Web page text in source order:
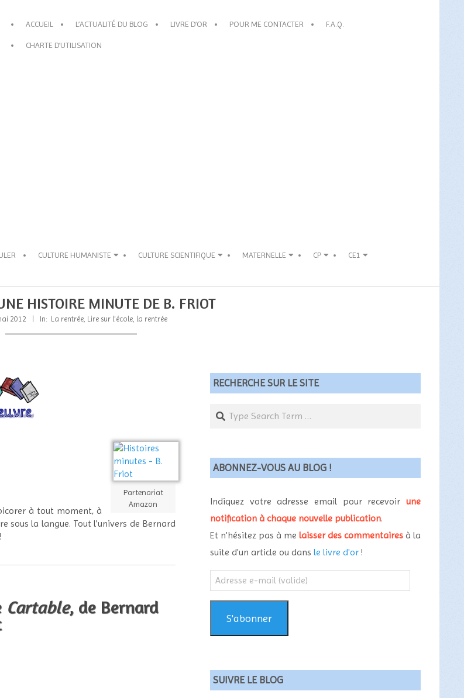
Primary
Menu
ACCUEIL L’ACTUALITÉ DU BLOG LIVRE D’OR POUR ME CONTACTER F.A.Q.
CHARTE D’UTILISATION
CULTURE HUMANISTE CULTURE SCIENTIFIQUE MATERNELLE CP CE1
HISTOIRE MINUTE DE B. FRIOT
2012 In: La rentrée, Lire sur l'école, la rentrée
Partenariat
Amazon
à tout moment, à
la langue. Tout l’univers de Bernard
Cartable, de Bernard
RECHERCHE SUR LE SITE
Search
ABONNEZ-VOUS AU BLOG !
Indiquez votre adresse email pour recevoir une
notification à chaque nouvelle publication.
Et n'hésitez pas à me laisser des commentaires à la
suite d'un article ou dans le livre d'or !
Adresse
e-
mail
(valide)S'abonner
SUIVRE LE BLOG